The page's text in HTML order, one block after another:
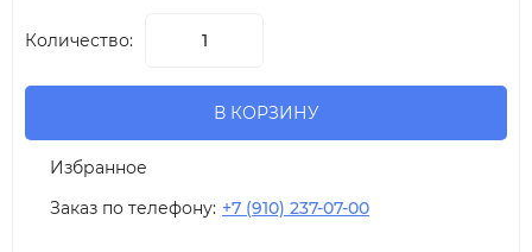
Количество:
В КОРЗИНУ
Избранное
Заказ по телефону: +7 (910) 237-07-00